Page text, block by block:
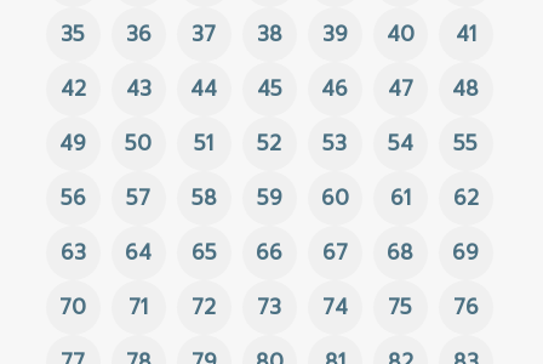
35
36 37 38 39 40
41
42
43 44 45 46 47
48
49
50 51 52 53 54
55
56
57 58 59 60 61
62
63
64 65 66 67 68
69
70
71 72 73 74 75
76